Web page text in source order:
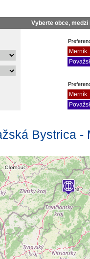
Vyberte obce,
Merník
Merník
Bystrica -